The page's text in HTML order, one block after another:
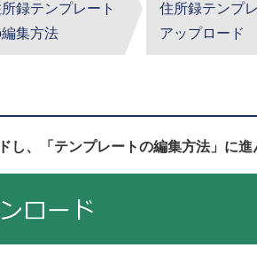
録テンプレート
集方法
住所録テンプ
アップロード
、「テンプレートの編集方法」に進